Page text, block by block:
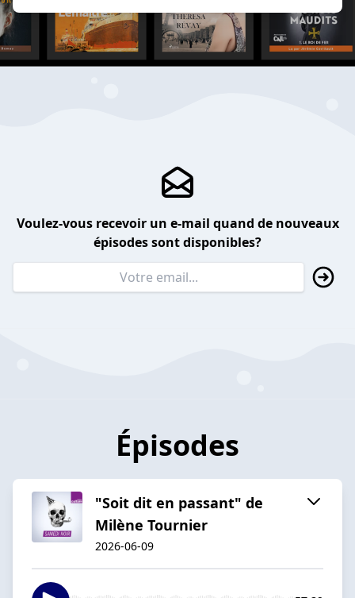
Voulez-vous recevoir un e-mail quand de nouveaux
épisodes sont disponibles?
Épisodes
"Soit dit en passant" de
Milène Tournier
2026-06-09